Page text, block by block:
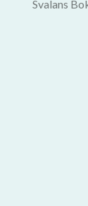
Svalans